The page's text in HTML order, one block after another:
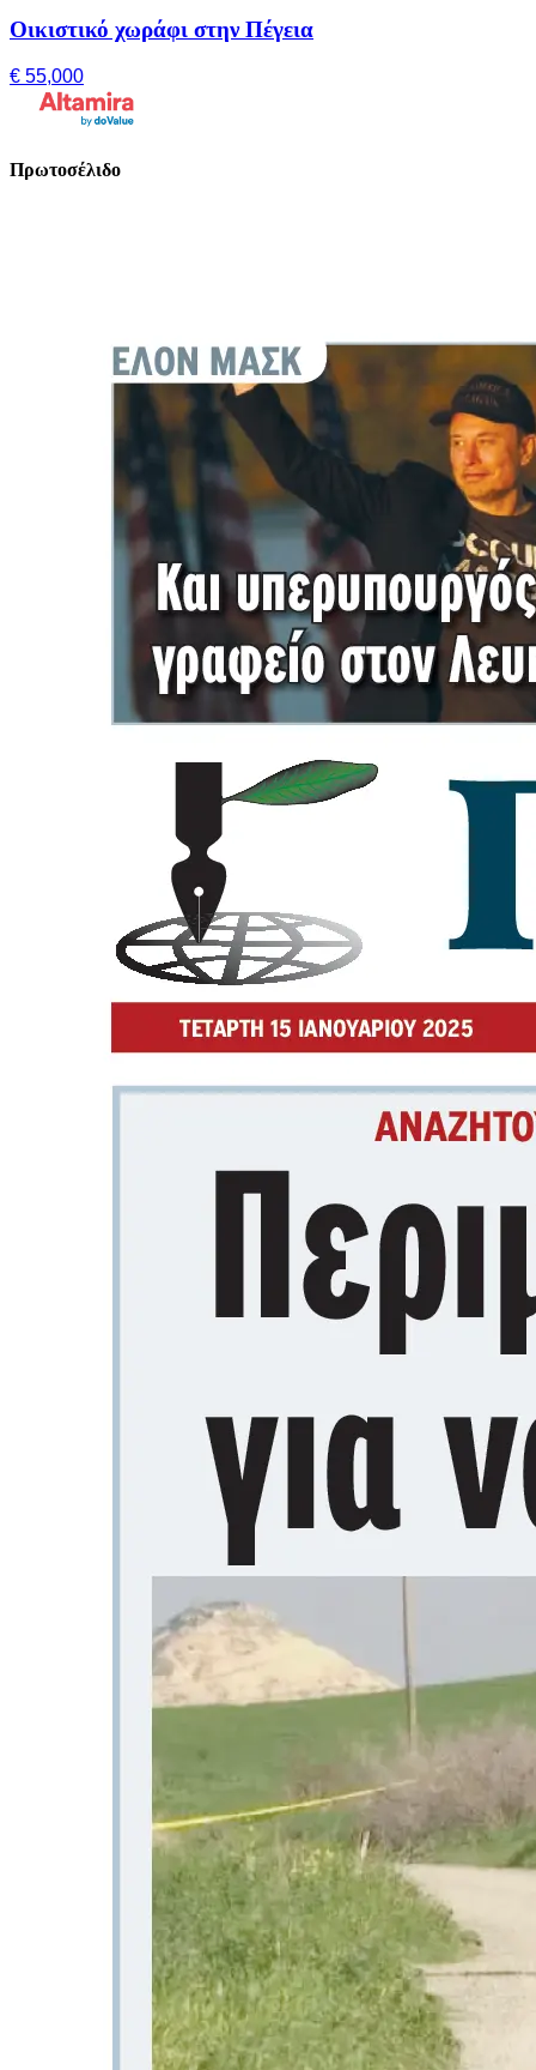
Οικιστικό χωράφι στην Πέγεια
€ 55,000
Πρωτοσέλιδο